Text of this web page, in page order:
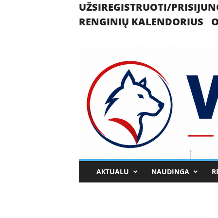
UŽSIREGISTRUOTI/
RENGINIŲ KALENDORIUS
m
AKTUALU NAUDINGA